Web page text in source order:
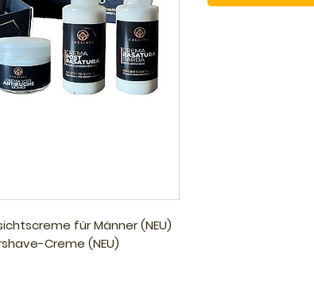
für Männer (NEU)
Creme (NEU)